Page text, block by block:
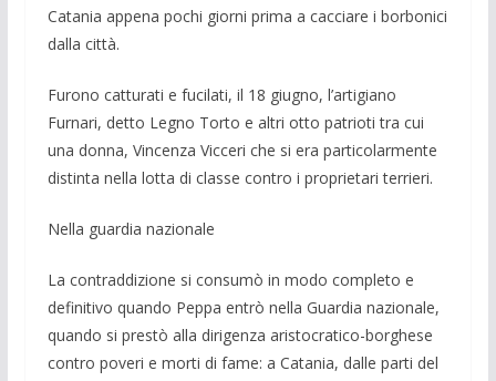
Catania ap­pena pochi giorni prima a cacciare i bor­bonici
dalla città.
Furono catturati e fuci­lati, il 18 giugno, l’artigiano
Furnari, detto Legno Torto e altri otto patrioti tra cui
una donna, Vin­cenza Vicceri che si era parti­colarmente
distinta nella lotta di classe contro i pro­prietari terrieri.
Nella guardia nazionale
La contraddizione si consumò in modo completo e
definitivo quando Peppa entrò nella Guardia nazionale,
quando si prestò alla dirigenza aristocratico-borghese
con­tro poveri e morti di fame: a Catania, dal­le parti del